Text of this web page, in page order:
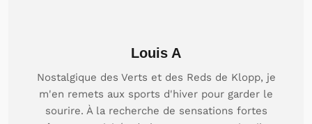
Louis A
Nostalgique des Verts et des Reds de Klopp, je
m'en remets aux sports d'hiver pour garder le
sourire. À la recherche de sensations fortes